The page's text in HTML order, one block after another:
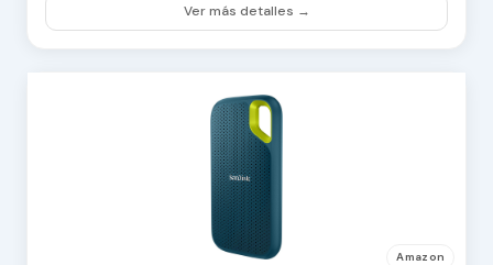
Ver más detalles →
Amazon